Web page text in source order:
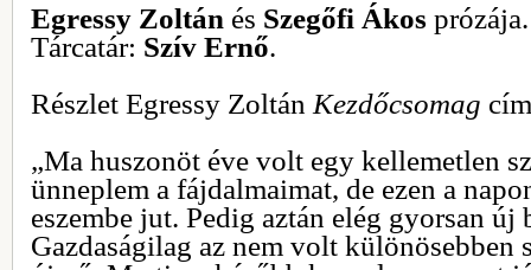
Egressy Zoltán és Szegőfi Ákos prózája.
Tárcatár: Szív Ernő.
Részlet Egressy Zoltán Kezdőcsomag
„Ma huszonöt éve volt egy kellemetlen
ünneplem a fájdalmaimat, de ezen a
eszembe jut. Pedig aztán elég gyorsan új
Gazdaságilag az nem volt különösebben